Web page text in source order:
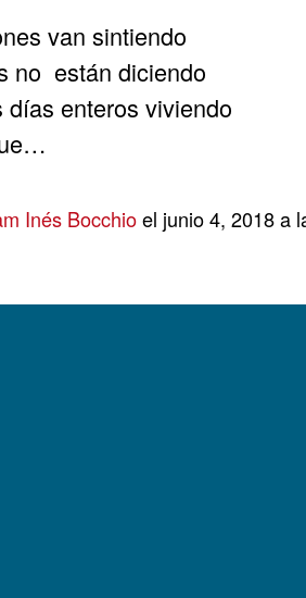
van sintiendo
no están diciendo
días enteros viviendo
Inés Bocchioel junio 4, 2018